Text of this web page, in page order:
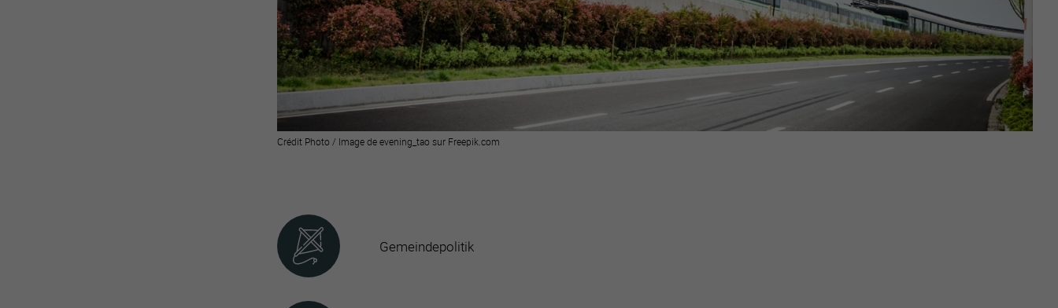
Crédit Photo / Image de evening_tao sur Freepik.com
Gemeindepolitik